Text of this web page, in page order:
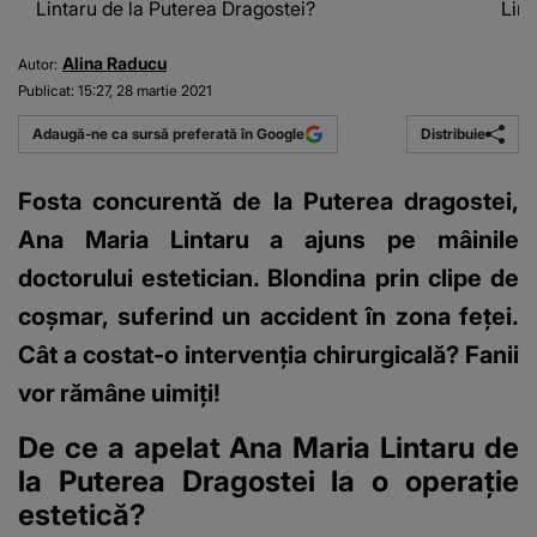
Lintaru de la Puterea Dragostei?
Autor: Alina Raducu
Publicat: 15:27, 28 martie 2021
Adaugă-ne ca sursă preferată în Google Distribuie
Fosta concurentă de la Puterea dragostei,
Ana Maria Lintaru a ajuns pe mâinile
doctorului estetician. Blondina prin clipe de
coșmar, suferind un accident în zona feței.
Cât a costat-o intervenția chirurgicală? Fanii
vor rămâne uimiți!
De ce a apelat Ana Maria Lintaru de
la Puterea Dragostei la o operație
estetică?